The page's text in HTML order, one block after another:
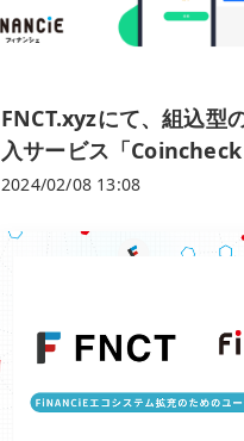
FNCT.xyzにて、組込型
入サービス「
を導入
2024/02/08 13:08